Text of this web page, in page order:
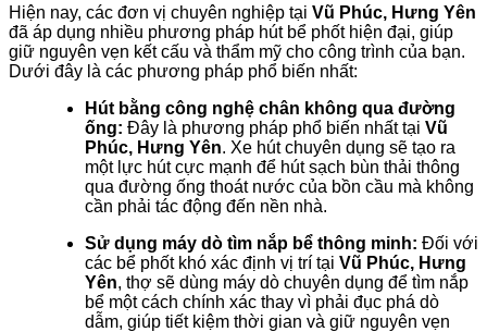
Hiện nay, các đơn vị chuyên nghiệp tại Vũ Phúc, Hưng Yên
đã áp dụng nhiều phương pháp hút bể phốt hiện đại, giúp
giữ nguyên vẹn kết cấu và thẩm mỹ cho công trình của bạn.
Dưới đây là các phương pháp phổ biến nhất:
Hút bằng công nghệ chân không qua đường
ống: Đây là phương pháp phổ biến nhất tại Vũ
Phúc, Hưng Yên. Xe hút chuyên dụng sẽ tạo ra
một lực hút cực mạnh để hút sạch bùn thải thông
qua đường ống thoát nước của bồn cầu mà không
cần phải tác động đến nền nhà.
Sử dụng máy dò tìm nắp bể thông minh: Đối với
các bể phốt khó xác định vị trí tại Vũ Phúc, Hưng
Yên, thợ sẽ dùng máy dò chuyên dụng để tìm nắp
bể một cách chính xác thay vì phải đục phá dò
dẫm, giúp tiết kiệm thời gian và giữ nguyên vẹn